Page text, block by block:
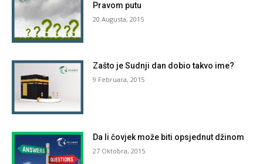
Pravom putu
20 Augusta, 2015
Zašto je Sudnji dan dobio takvo ime?
9 Februara, 2015
Da li čovjek može biti opsjednut džinom
27 Oktobra, 2015